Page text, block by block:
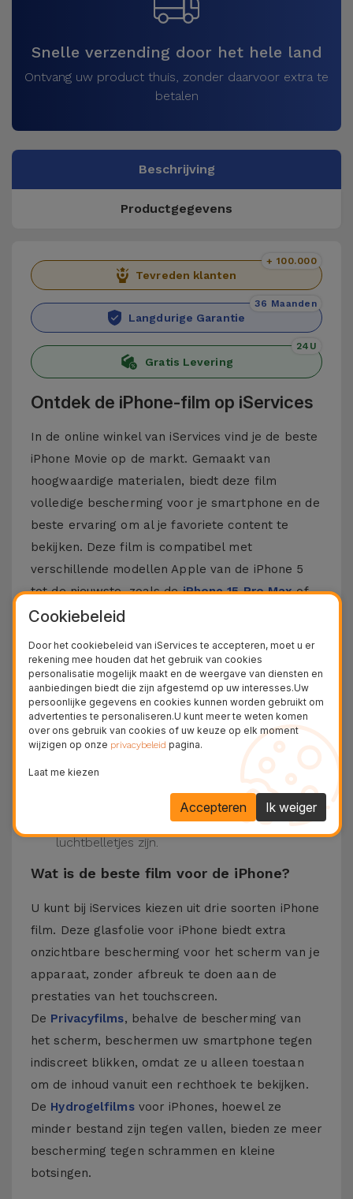
Snelle verzending door het hele land
Ontvang uw product thuis, zonder daarvoor extra te
betalen
Beschrijving
Productgegevens
Tevreden klanten
+ 100.000
Langdurige Garantie
36 Maanden
Gratis Levering
24U
Ontdek de iPhone-film op iServices
In de online winkel van iServices vind je de beste
iPhone Movie op de markt. Gemaakt van
hoogwaardige materialen, biedt deze film
volledige bescherming voor je smartphone en de
beste ervaring om al je favoriete content te
bekijken. Deze film is compatibel met
verschillende modellen Apple van de iPhone 5
tot de nieuwste, zoals deiPhone 15 Pro Maxof
deiPhone 16.
Hoe zet je een iPhone Film op?
Het is vrij eenvoudig om een film op je iPhone te
plaatsen. Bij iServices zijn onzeglasfilmsvoor
iPhone hebben ze een kit die dit proces nog
makkelijker maakt.
Zorg ervoor dat het scherm van je iPhone
schoon is. Gebruik dan het droge doek en de
beschikbare stickers.
Plaats de film op de iPhone, druk van het
midden naar de zijkanten, waardoor er geen
luchtbelletjes zijn.
Wat is de beste film voor de iPhone?
U kunt bij iServices kiezen uit drie soorten iPhone
film. Deze glasfolie voor iPhone biedt extra
onzichtbare bescherming voor het scherm van je
apparaat, zonder afbreuk te doen aan de
prestaties van het touchscreen.
De Privacyfilms, behalve de bescherming van
het scherm, beschermen uw smartphone tegen
indiscreet blikken, omdat ze u alleen toestaan
om de inhoud vanuit een rechthoek te bekijken.
De Hydrogelfilmsvoor iPhones, hoewel ze
minder bestand zijn tegen vallen, bieden ze meer
bescherming tegen schrammen en kleine
botsingen.
Cookiebeleid
Door het cookiebeleid van iServices te accepteren, moet u er
rekening mee houden dat het gebruik van cookies
personalisatie mogelijk maakt en de weergave van diensten en
aanbiedingen biedt die zijn afgestemd op uw interesses.Uw
persoonlijke gegevens en cookies kunnen worden gebruikt om
advertenties te personaliseren.U kunt meer te weten komen
over ons gebruik van cookies of uw keuze op elk moment
wijzigen op onze privacybeleid pagina.
Laat me kiezen
Ik weiger
Accepteren